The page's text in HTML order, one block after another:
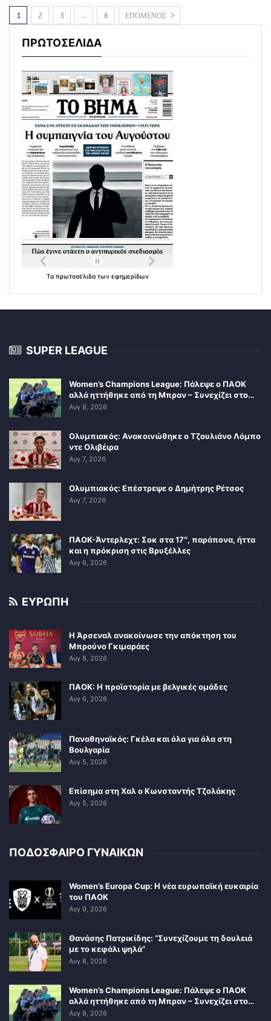
1 2 3 … 6 ΕΠΟΜΕΝΟΣ
ΠΡΩΤΟΣΕΛΙΔΑ
Τα πρωτοσέλιδα των εφημερίδων
SUPER LEAGUE
Women’s Champions League: Πάλεψε ο ΠΑΟΚ
αλλά ηττήθηκε από τη Μπραν – Συνεχίζει στο…
Αυγ 8, 2026
Ολυμπιακός: Ανακοινώθηκε ο Τζουλιάνο Λόμπο
ντε Ολιβέιρα
Αυγ 7, 2026
Ολυμπιακός: Επέστρεψε ο Δημήτρης Ρέτσος
Αυγ 7, 2026
ΠΑΟΚ-Άντερλεχτ: Σοκ στα 17″, παράπονα, ήττα
και η πρόκριση στις Βρυξέλλες
Αυγ 6, 2026
ΕΥΡΩΠΗ
Η Άρσεναλ ανακοίνωσε την απόκτηση του
Μπρούνο Γκιμαράες
Αυγ 8, 2026
ΠΑΟΚ: Η προϊστορία με βελγικές ομάδες
Αυγ 6, 2026
Παναθηναϊκός: Γκέλα και όλα για όλα στη
Βουλγαρία
Αυγ 5, 2026
Επίσημα στη Χαλ ο Κωνσταντής Τζολάκης
Αυγ 5, 2026
ΠΟΔΟΣΦΑΙΡΟ ΓΥΝΑΙΚΩΝ
Women’s Europa Cup: Η νέα ευρωπαϊκή ευκαιρία
του ΠΑΟΚ
Αυγ 9, 2026
Θανάσης Πατρικίδης: “Συνεχίζουμε τη δουλειά
με το κεφάλι ψηλά”
Αυγ 8, 2026
Women’s Champions League: Πάλεψε ο ΠΑΟΚ
αλλά ηττήθηκε από τη Μπραν – Συνεχίζει στο…
Αυγ 8, 2026